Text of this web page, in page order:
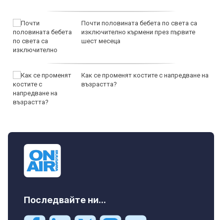
Почти половината бебета по света са
изключително кърмени през първите
шест месеца
Как се променят костите с напредване на
възрастта?
Последвайте ни...